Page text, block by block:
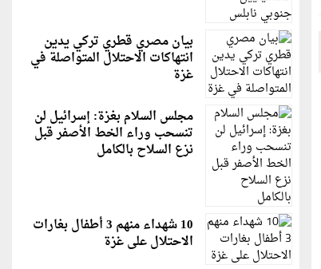
بيان مصري قطري تركي يدين
انتهاكات الاحتلال المتواصلة في
غزة
مجلس السلام بغزة: إسرائيل لن
تنسحب وراء الخط الأصفر قبل
نزع السلاح بالكامل
10 شهداء منهم 3 أطفال بغارات
الاحتلال على غزة